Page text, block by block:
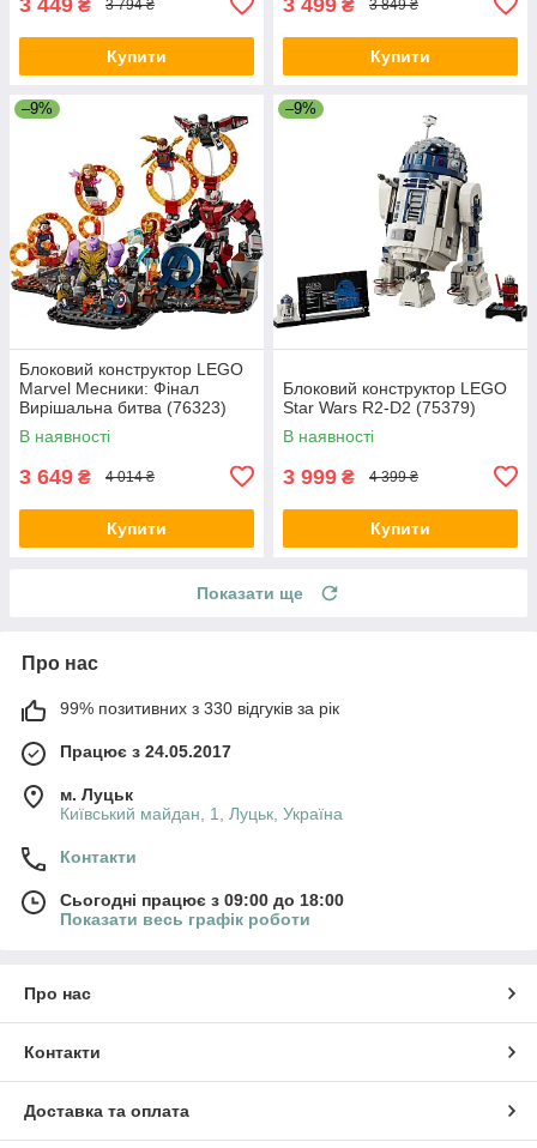
₴ 3 794 ₴
Купити
₴ 3 849 ₴
Купити
–9%
Блоковий конструктор LEGO
Marvel Месники: Фінал
Вирішальна битва (76323)
В наявності
3 649 ₴ 4 014 ₴
Купити
–9%
Блоковий конструктор LEGO
Star Wars R2-D2 (75379)
В наявності
3 999 ₴ 4 399 ₴
Купити
Показати ще
Про нас
99% позитивних з 330 відгуків за рік
Працює з 24.05.2017
м. Луцьк
Київський майдан, 1, Луцьк, Україна
Контакти
Сьогодні працює з 09:00 до 18:00
Показати весь графік роботи
Про нас
Контакти
Доставка та оплата